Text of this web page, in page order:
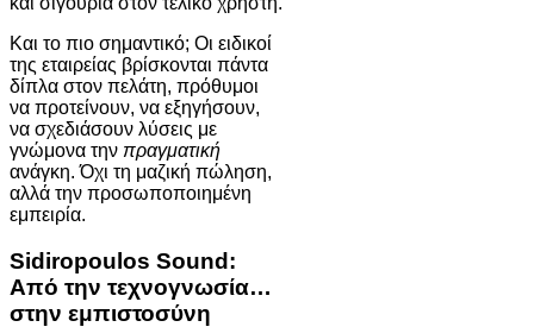
Και το πιο σημαντικό; Οι ειδικοί
της εταιρείας βρίσκονται πάντα
δίπλα στον πελάτη, πρόθυμοι
να προτείνουν, να εξηγήσουν,
να σχεδιάσουν λύσεις με
γνώμονα την πραγματική
ανάγκη. Όχι τη μαζική πώληση,
αλλά την προσωποποιημένη
εμπειρία.
Sidiropoulos Sound:
Από την τεχνογνωσία…
στην εμπιστοσύνη